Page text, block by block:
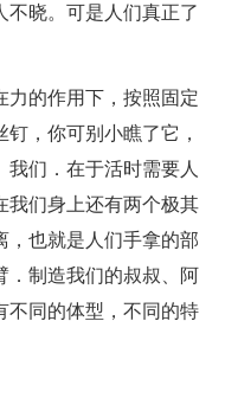
不晓。可是人们真正了
的作用下，按照固定
，你可别小瞧了它，
们．在于活时需要人
我们身上还有两个极其
，也就是人们手拿的部
．制造我们的叔叔、阿
不同的体型，不同的特